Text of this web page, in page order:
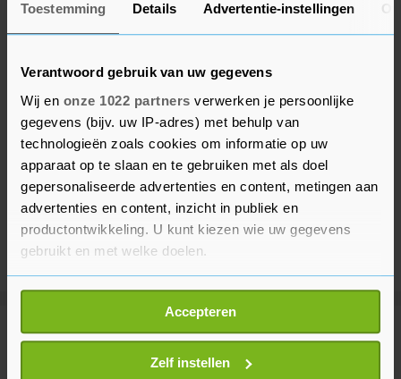
Toestemming Details Advertentie-instellingen
Verantwoord gebruik van uw gegevens
Wij en onze 1022 partners verwerken je persoonlijke
gegevens (bijv. uw IP-adres) met behulp van
technologieën zoals cookies om informatie op uw
apparaat op te slaan en te gebruiken met als doel
gepersonaliseerde advertenties en content, metingen aan
advertenties en content, inzicht in publiek en
productontwikkeling. U kunt kiezen wie uw gegevens
gebruikt en met welke doelen.
Als u het toestaat, willen we ook graag:
Informatie verzamelen over uw geografische
locatie, die tot een paar meter nauwkeurig kan zijn
Uw apparaat identificeren door het actief te
Accepteren
Zelf instellen
Meer uit Buitenland